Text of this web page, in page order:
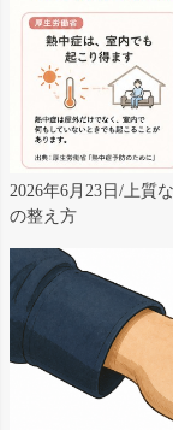
2026年6月23日/上質
の整え方